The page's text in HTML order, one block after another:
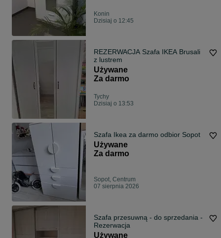
Konin
Dzisiaj o 12:45
REZERWACJA Szafa IKEA Brusali
z lustrem
Używane
Za darmo
Tychy
Dzisiaj o 13:53
Szafa Ikea za darmo odbior Sopot
Używane
Za darmo
Sopot, Centrum
07 sierpnia 2026
Szafa przesuwną - do sprzedania -
Rezerwacja
Używane